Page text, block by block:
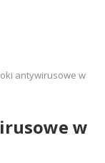
antywirusowe w
w